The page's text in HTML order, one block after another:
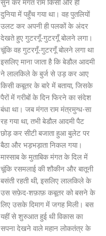
सुन कर मंगत राम किसी और ही
दुनिया में पहुँच गया था। वह पुतलियों
उलट कर अपनी ही पलकों के अंदर
देखते हुए गुटरगूँ-गुटरगूँ बोलने लगा।
चूंकि वह गुटरगूँ-गुटरगूँ बोलने लगा था
इसलिए माना जाता है कि बेडौल आदमी
ने लालकिले के बुर्ज से उड़ कर आए
किसी कबूतर के बारे में बताया, जिसके
पैरों में गरीबों के दिन फिरने का संदेश
बंधा था। जब मंगत राम मंत्रमुग्ध-सा
रह गया था, तभी बेडौल आदमी पैट
छोड़ कर सीटी बजाता हुआ बुलेट पर
बैठा और भड़भड़ाता निकल गया।
मास्साब के मुताबिक मंगत के दिल में
चूंकि रसमलाई की शौकीन और बातूनी
बसंती रहती थी, इसलिए लालकिले के
उस सफ़ेद-शफ़ाफ़ कबूतर को बसने के
लिए उसके दिमाग में जगह मिली। बस
यहीं से शुरुआत हुई थी विकास का
सपना देखने वाले महान लोकतंत्र के